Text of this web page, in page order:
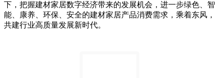
下，把握建材家居数字经济带来的发展机会，进一步绿色、智
能、康养、环保、安全的建材家居产品消费需求，乘着东风，
共建行业高质量发展新时代。